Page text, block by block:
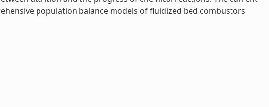
population balance models of fluidized bed combustors